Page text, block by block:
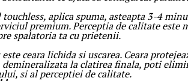
aplica spuma, asteapta 3-4
premium. Perceptia de calitate
spalatoria ta cu prietenii.
ceara lichida si uscarea. Ceara
la clatirea finala, poti
si al perceptiei de calitate.